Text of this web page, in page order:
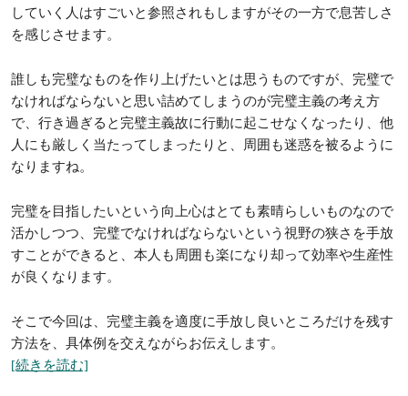
していく人はすごいと参照されもしますがその一方で息苦しさ
を感じさせます。
誰しも完璧なものを作り上げたいとは思うものですが、完璧で
なければならないと思い詰めてしまうのが完璧主義の考え方
で、行き過ぎると完璧主義故に行動に起こせなくなったり、他
人にも厳しく当たってしまったりと、周囲も迷惑を被るように
なりますね。
完璧を目指したいという向上心はとても素晴らしいものなので
活かしつつ、完璧でなければならないという視野の狭さを手放
すことができると、本人も周囲も楽になり却って効率や生産性
が良くなります。
そこで今回は、完璧主義を適度に手放し良いところだけを残す
方法を、具体例を交えながらお伝えします。
[続きを読む]